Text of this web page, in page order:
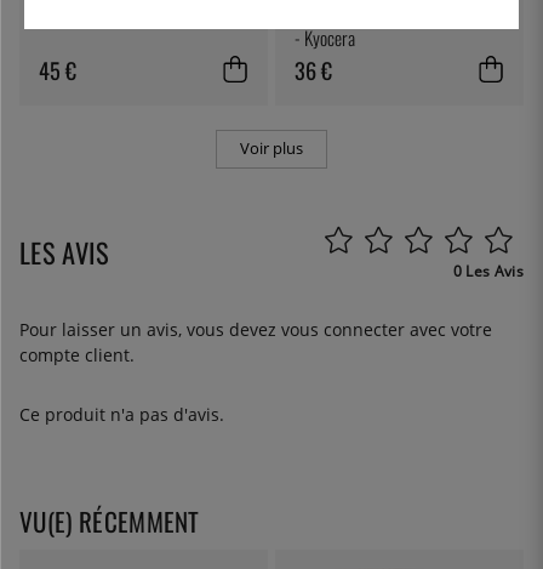
45 €
- Kyocera
36 €
Voir plus
LES AVIS 0 Les Avis
Pour laisser un avis, vous devez vous connecter avec votre
compte client.
Ce produit n'a pas d'avis.
VU(E) RÉCEMMENT